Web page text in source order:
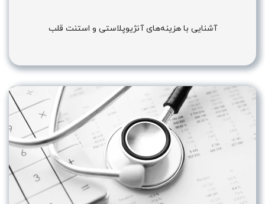
آشنایی با هزینه‌های آنژیوپلاستی و استنت قلب